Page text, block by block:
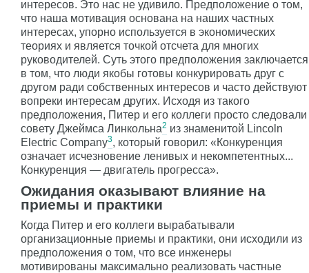
интересов. Это нас не удивило. Предположение о том,
что наша мотивация основана на наших частных
интересах, упорно используется в экономических
теориях и является точкой отсчета для многих
руководителей. Суть этого предположения заключается
в том, что люди якобы готовы конкурировать друг с
другом ради собственных интересов и часто действуют
вопреки интересам других. Исходя из такого
предположения, Питер и его коллеги просто следовали
совету Джеймса Линкольна2 из знаменитой Lincoln
Electric Company3, который говорил: «Конкуренция
означает исчезновение ленивых и некомпетентных...
Конкуренция — двигатель прогресса».
Ожидания оказывают влияние на
приемы и практики
Когда Питер и его коллеги вырабатывали
организационные приемы и практики, они исходили из
предположения о том, что все инженеры
мотивированы максимально реализовать частные